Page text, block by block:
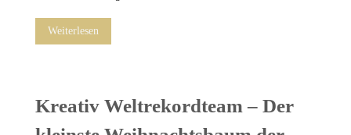
Weiterlesen
Kreativ Weltrekordteam – Der